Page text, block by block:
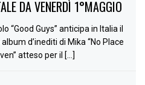
DA VENERDÌ 1°MAGGIO
“Good Guys” anticipa in Italia il
d’inediti di Mika “No Place
atteso per il […]